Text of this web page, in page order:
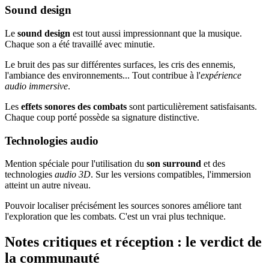
Sound design
Le sound design est tout aussi impressionnant que la musique.
Chaque son a été travaillé avec minutie.
Le bruit des pas sur différentes surfaces, les cris des ennemis,
l'ambiance des environnements... Tout contribue à l'expérience
audio immersive.
Les effets sonores des combats sont particulièrement satisfaisants.
Chaque coup porté possède sa signature distinctive.
Technologies audio
Mention spéciale pour l'utilisation du son surround et des
technologies audio 3D. Sur les versions compatibles, l'immersion
atteint un autre niveau.
Pouvoir localiser précisément les sources sonores améliore tant
l'exploration que les combats. C'est un vrai plus technique.
Notes critiques et réception : le verdict de
la communauté